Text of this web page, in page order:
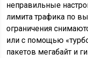
неправильные
лимита трафика по
ограничения
или с помощью
пакетов мегабайт и